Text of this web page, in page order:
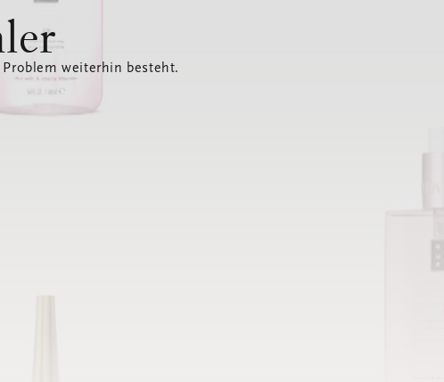
weiterhin besteht.